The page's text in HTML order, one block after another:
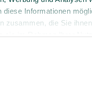
diese Informationen
zusammen, die Sie
sie im Rahmen Ihrer